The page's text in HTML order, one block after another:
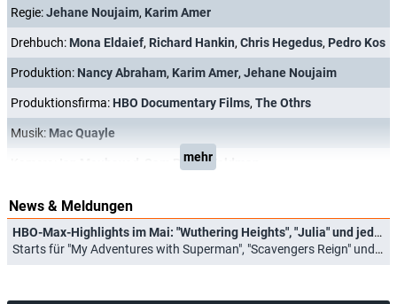
Regie:Jehane Noujaim, Karim Amer
Drehbuch: Mona Eldaief, Richard Hankin, Chris Hegedus, Pedro Kos
Produktion: Nancy Abraham, Karim Amer, Jehane Noujaim
Produktionsfirma: HBO Documentary Films, The Othrs
Musik: Mac Quayle
Sam Price-Waldman
mehr
News & Meldungen
HBO-Max-Highlights im Mai: "Wuthering Heights", "Julia" und jede Menge gute Animationsserien
Starts für "My Adventures with Superman", "Scavengers Reign" und neue "Rick and Morty"-Staffel (01.05.2026)